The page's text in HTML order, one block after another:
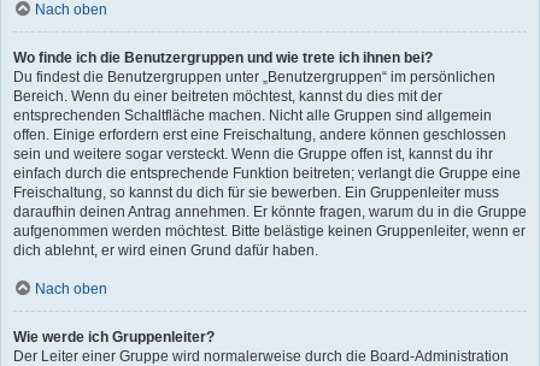
Nach oben
Wo finde ich die Benutzergruppen und wie trete ich ihnen bei?
Du findest die Benutzergruppen unter „Benutzergruppen“ im persönlichen
Bereich. Wenn du einer beitreten möchtest, kannst du dies mit der
entsprechenden Schaltfläche machen. Nicht alle Gruppen sind allgemein
offen. Einige erfordern erst eine Freischaltung, andere können geschlossen
sein und weitere sogar versteckt. Wenn die Gruppe offen ist, kannst du ihr
einfach durch die entsprechende Funktion beitreten; verlangt die Gruppe eine
Freischaltung, so kannst du dich für sie bewerben. Ein Gruppenleiter muss
daraufhin deinen Antrag annehmen. Er könnte fragen, warum du in die Gruppe
aufgenommen werden möchtest. Bitte belästige keinen Gruppenleiter, wenn er
dich ablehnt, er wird einen Grund dafür haben.
Nach oben
Wie werde ich Gruppenleiter?
Der Leiter einer Gruppe wird normalerweise durch die Board-Administration